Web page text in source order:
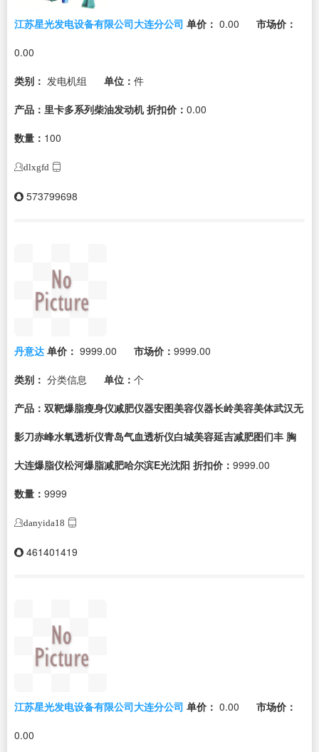
江苏星光发电设备有限公司大连分公司 单价： 0.00
市场价：
0.00
类别： 发电机组 单位： 件
产品：里卡多系列柴油发动机 折扣价： 0.00
数量： 100
dlxgfd
573799698
丹意达 单价： 9999.00 市场价： 9999.00
类别： 分类信息 单位： 个
产品：双靶爆脂瘦身仪减肥仪器安图美容仪器长岭美容美体武汉无
影刀赤峰水氧透析仪青岛气血透析仪白城美容延吉减肥图们丰 胸
大连爆脂仪松河爆脂减肥哈尔滨E光沈阳 折扣价： 9999.00
数量： 9999
danyida18
461401419
江苏星光发电设备有限公司大连分公司 单价： 0.00
市场价：
0.00